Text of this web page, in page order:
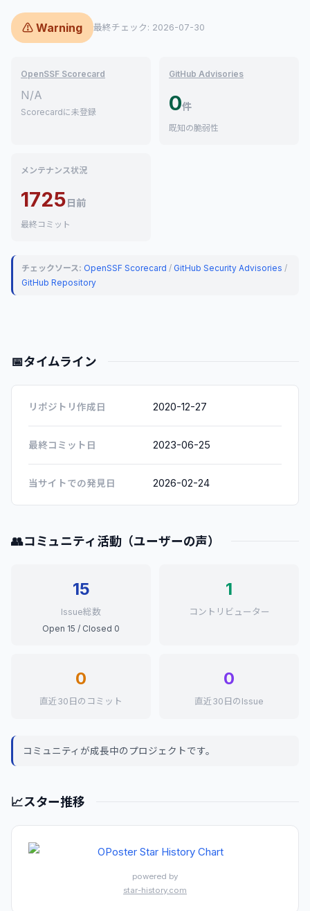
⚠ Warning 最終チェック: 2026-07-30
OpenSSF Scorecard
N/A
Scorecardに未登録
GitHub Advisories
0件
既知の脆弱性
メンテナンス状況
1725日前
最終コミット
チェックソース: OpenSSF Scorecard / GitHub Security Advisories /
GitHub Repository
📅タイムライン
リポジトリ作成日 2020-12-27
最終コミット日 2023-06-25
当サイトでの発見日 2026-02-24
👥コミュニティ活動（ユーザーの声）
15
Issue総数
Open 15 / Closed 0
1
コントリビューター
0
直近30日のコミット
0
直近30日のIssue
コミュニティが成長中のプロジェクトです。
📈スター推移
powered by
star-history.com